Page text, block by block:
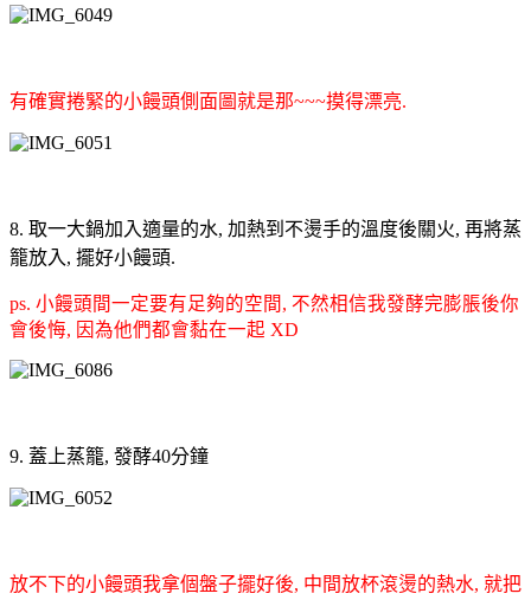
有確實捲緊的小饅頭側面圖就是那~~~摸得漂亮.
8. 取一大鍋加入適量的水, 加熱到不燙手的溫度後關火, 再將蒸
籠放入, 擺好小饅頭.
ps. 小饅頭間一定要有足夠的空間, 不然相信我發酵完膨脹後你
會後悔, 因為他們都會黏在一起 XD
9. 蓋上蒸籠, 發酵40分鐘
放不下的小饅頭我拿個盤子擺好後, 中間放杯滾燙的熱水, 就把